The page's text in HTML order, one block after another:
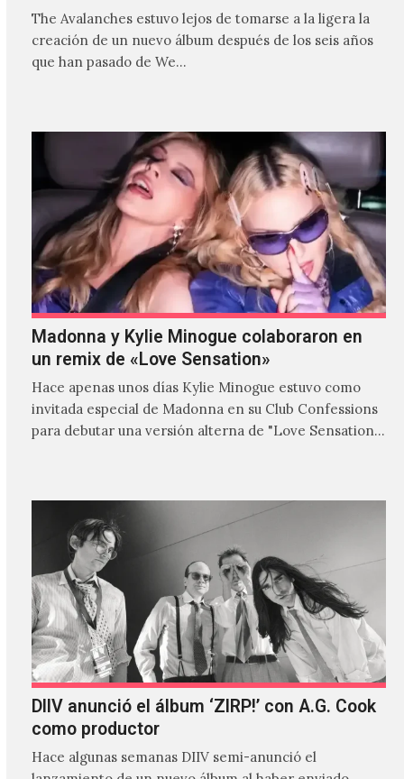
The Avalanches estuvo lejos de tomarse a la ligera la
creación de un nuevo álbum después de los seis años
que han pasado de We…
Madonna y Kylie Minogue colaboraron en
un remix de «Love Sensation»
Hace apenas unos días Kylie Minogue estuvo como
invitada especial de Madonna en su Club Confessions
para debutar una versión alterna de "Love Sensation",
DIIV anunció el álbum ‘ZIRP!’ con A.G. Cook
como productor
Hace algunas semanas DIIV semi-anunció el